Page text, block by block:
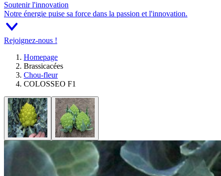
Soutenir l'innovation
Notre énergie puise sa force dans la passion et l'innovation.
Rejoignez-nous !
Homepage
Brassicacées
Chou-fleur
COLOSSEO F1